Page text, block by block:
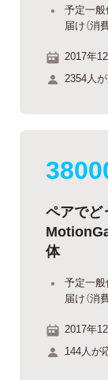
予定一般
届け（消
2017年
2354人
ペアでど
体
予定一般
届け（消
2017年
144人が